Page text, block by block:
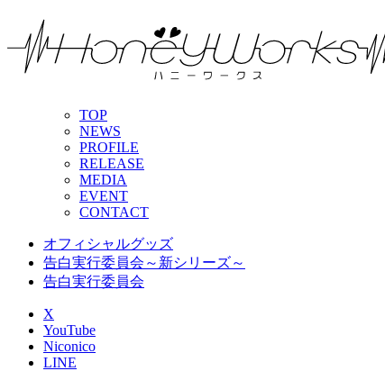
TOP
NEWS
PROFILE
RELEASE
MEDIA
EVENT
CONTACT
オフィシャルグッズ
告白実行委員会～新シリーズ～
告白実行委員会
X
YouTube
Niconico
LINE